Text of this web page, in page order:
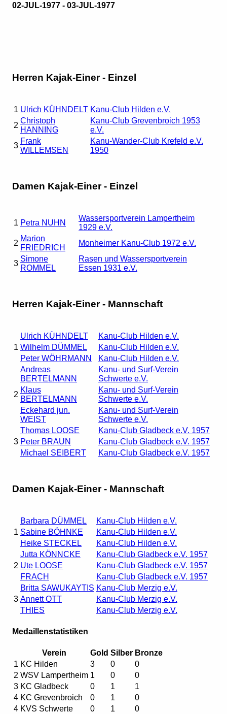
02-JUL-1977 - 03-JUL-1977
Herren Kajak-Einer - Einzel
1 Ulrich KÜHNDELT Kanu-Club Hilden e.V.
2
Christoph
HANNING
Kanu-Club Grevenbroich 1953
e.V.
3
Frank
WILLEMSEN
Kanu-Wander-Club Krefeld e.V.
1950
Damen Kajak-Einer - Einzel
1 Petra NUHN
Wassersportverein Lampertheim
1929 e.V.
2
Marion
FRIEDRICH
Monheimer Kanu-Club 1972 e.V.
3
Simone
ROMMEL
Rasen und Wassersportverein
Essen 1931 e.V.
Herren Kajak-Einer - Mannschaft
1
Ulrich KÜHNDELT
Kanu-Club Hilden e.V.
Wilhelm DÜMMEL
Kanu-Club Hilden e.V.
Peter WÖHRMANN
Kanu-Club Hilden e.V.
2
Andreas
BERTELMANN
Kanu- und Surf-Verein
Schwerte e.V.
Klaus
BERTELMANN
Kanu- und Surf-Verein
Schwerte e.V.
Eckehard jun.
WEIST
Kanu- und Surf-Verein
Schwerte e.V.
3
Thomas LOOSE
Kanu-Club Gladbeck e.V. 1957
Peter BRAUN
Kanu-Club Gladbeck e.V. 1957
Michael SEIBERT
Kanu-Club Gladbeck e.V. 1957
Damen Kajak-Einer - Mannschaft
1
Barbara DÜMMEL
Kanu-Club Hilden e.V.
Sabine BÖHNKE
Kanu-Club Hilden e.V.
Heike STECKEL
Kanu-Club Hilden e.V.
2
Jutta KÖNNCKE
Kanu-Club Gladbeck e.V. 1957
Ute LOOSE
Kanu-Club Gladbeck e.V. 1957
FRACH
Kanu-Club Gladbeck e.V. 1957
3
Britta SAWUKAYTIS Kanu-Club Merzig e.V.
Annett OTT
Kanu-Club Merzig e.V.
THIES
Kanu-Club Merzig e.V.
Medaillenstatistiken
Verein Gold Silber Bronze
1 KC Hilden 3 0
0
2 WSV Lampertheim 1 0
0
3 KC Gladbeck 0 1
1
4 KC Grevenbroich 0 1
0
4 KVS Schwerte 0 1
0